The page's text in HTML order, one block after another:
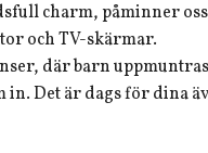
charm, påminner
och TV-skärmar.
där barn
Det är dags för dina